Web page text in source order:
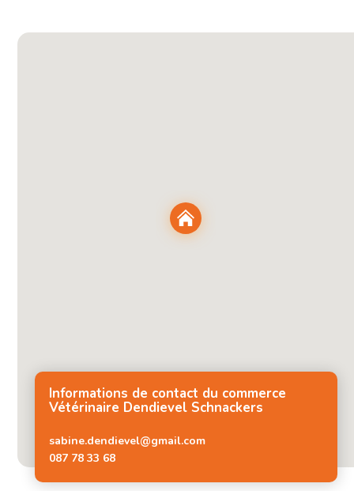
Informations de contact du commerce
Vétérinaire Dendievel Schnackers
sabine.dendievel@gmail.com
087 78 33 68